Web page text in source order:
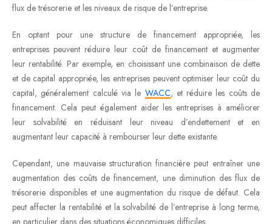
flux de trésorerie et les niveaux de risque de l’entreprise.
En optant pour une structure de financement appropriée, les
entreprises peuvent réduire leur coût de financement et augmenter
leur rentabilité. Par exemple, en choisissant une combinaison de dette
et de capital appropriée, les entreprises peuvent optimiser leur coût du
capital, généralement calculé via le WACC, et réduire les coûts de
financement. Cela peut également aider les entreprises à améliorer
leur solvabilité en réduisant leur niveau d’endettement et en
augmentant leur capacité à rembourser leur dette existante.
Cependant, une mauvaise structuration financière peut entraîner une
augmentation des coûts de financement, une diminution des flux de
trésorerie disponibles et une augmentation du risque de défaut. Cela
peut affecter la rentabilité et la solvabilité de l’entreprise à long terme,
en particulier dans des situations économiques difficiles.